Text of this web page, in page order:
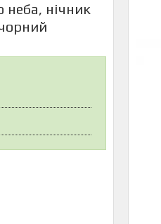
неба, нічник